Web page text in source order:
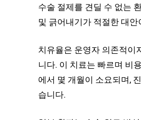
수술 절제를 견딜 수 없는
및 긁어내기가 적절한 대안
치유율은 운영자 의존적이
니다. 이 치료는 빠르며 비
에서 몇 개월이 소요되며,
습니다.